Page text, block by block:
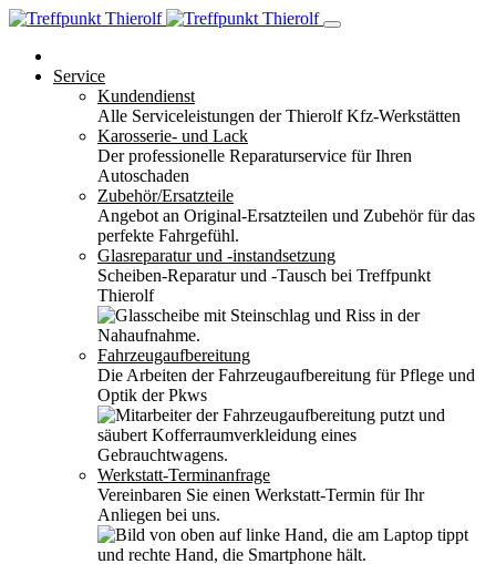
Service
Kundendienst
Alle Serviceleistungen der Thierolf Kfz-Werkstätten
Karosserie- und Lack
Der professionelle Reparaturservice für Ihren
Autoschaden
Zubehör/Ersatzteile
Angebot an Original-Ersatzteilen und Zubehör für das
perfekte Fahrgefühl.
Glasreparatur und -instandsetzung
Scheiben-Reparatur und -Tausch bei Treffpunkt
Thierolf
Fahrzeugaufbereitung
Die Arbeiten der Fahrzeugaufbereitung für Pflege und
Optik der Pkws
Werkstatt-Terminanfrage
Vereinbaren Sie einen Werkstatt-Termin für Ihr
Anliegen bei uns.